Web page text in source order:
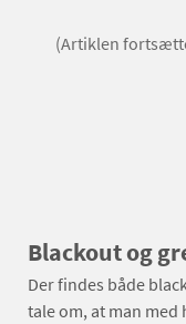
(Artiklen
Blackout og
Der findes både
tale om, at man